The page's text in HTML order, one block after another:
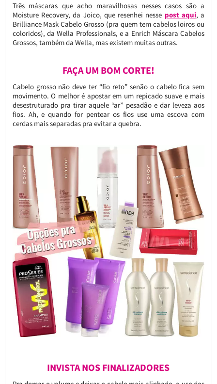
Três máscaras que acho maravilhosas nesses casos são a
Moisture Recovery, da Joico, que resenhei nesse post aqui, a
Brilliance Mask Cabelo Grosso (pra quem tem cabelos loiros ou
coloridos), da Wella Professionals, e a Enrich Máscara Cabelos
Grossos, também da Wella, mas existem muitas outras.
FAÇA UM BOM CORTE!
Cabelo grosso não deve ter “fio reto” senão o cabelo fica sem
movimento. O melhor é apostar em um repicado suave e mais
desestruturado pra tirar aquele “ar” pesadão e dar leveza aos
fios. Ah, e quando for pentear os fios use uma escova com
cerdas mais separadas pra evitar a quebra.
INVISTA NOS FINALIZADORES